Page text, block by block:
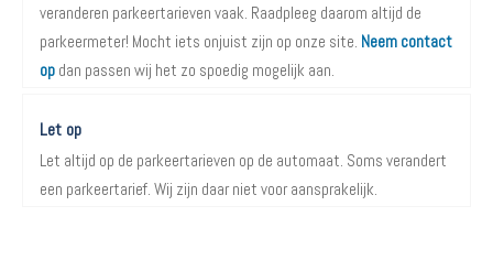
veranderen parkeertarieven vaak. Raadpleeg daarom altijd de
parkeermeter! Mocht iets onjuist zijn op onze site. Neem contact
op dan passen wij het zo spoedig mogelijk aan.
Let op
Let altijd op de parkeertarieven op de automaat. Soms verandert
een parkeertarief. Wij zijn daar niet voor aansprakelijk.